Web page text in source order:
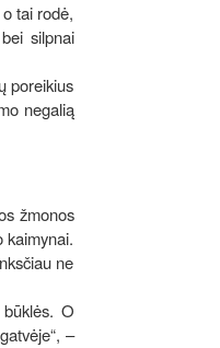
tai rodė,
silpnai
poreikius
negalią
žmonos
kaimynai.
ne
O
–